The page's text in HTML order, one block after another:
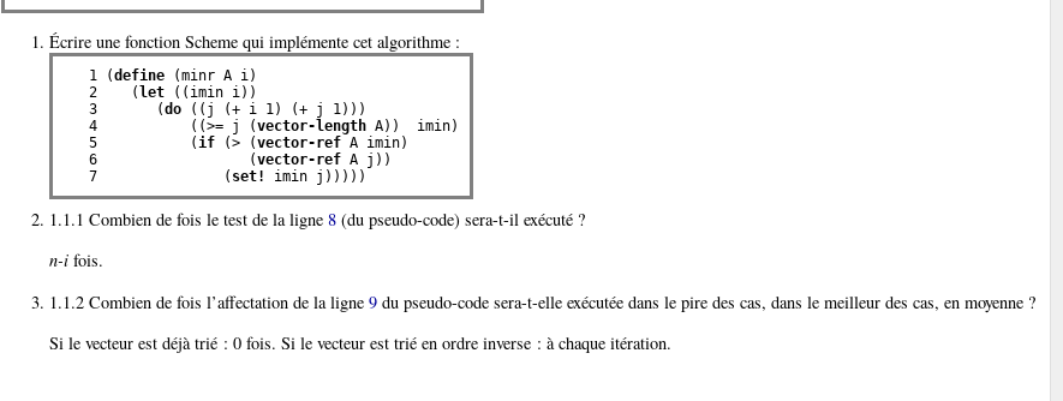
Écrire une fonction Scheme qui implémente cet algorithme :
   1 (
define (minr A i)
   2    (
let ((imin i))
   3       (
do ((j (+ i 1) (+ j 1)))
   4           ((>= j (
vector-length A))  imin)
   5           (
if (> (vector-ref A imin)
   6                  (
vector-ref A j))
   7               (
set! imin j)))))
1.1.1 Combien de fois le test de la ligne 8(du pseudo-code) sera-t-il exécuté ?
n-ifois.
1.1.2 Combien de fois l’affectation de la ligne 9du pseudo-code sera-t-elle exécutée dans le pire des cas, dans le meilleur des cas, en moyenne ?
Si le vecteur est déjà trié : 0 fois. Si le vecteur est trié en ordre inverse : à chaque itération.